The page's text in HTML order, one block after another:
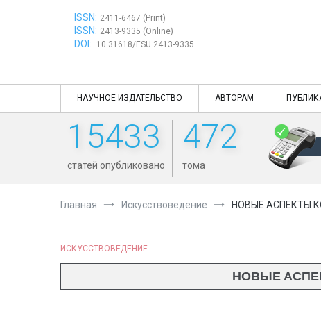
ISSN: 2411-6467 (Print)
ISSN: 2413-9335 (Online)
DOI: 10.31618/ESU.2413-9335
НАУЧНОЕ ИЗДАТЕЛЬСТВО АВТОРАМ
15433
статей опубликовано
472
тома
Главная Искусствоведение НОВЫЕ АСПЕКТЫ
ИСКУССТВОВЕДЕНИЕ
НОВЫЕ